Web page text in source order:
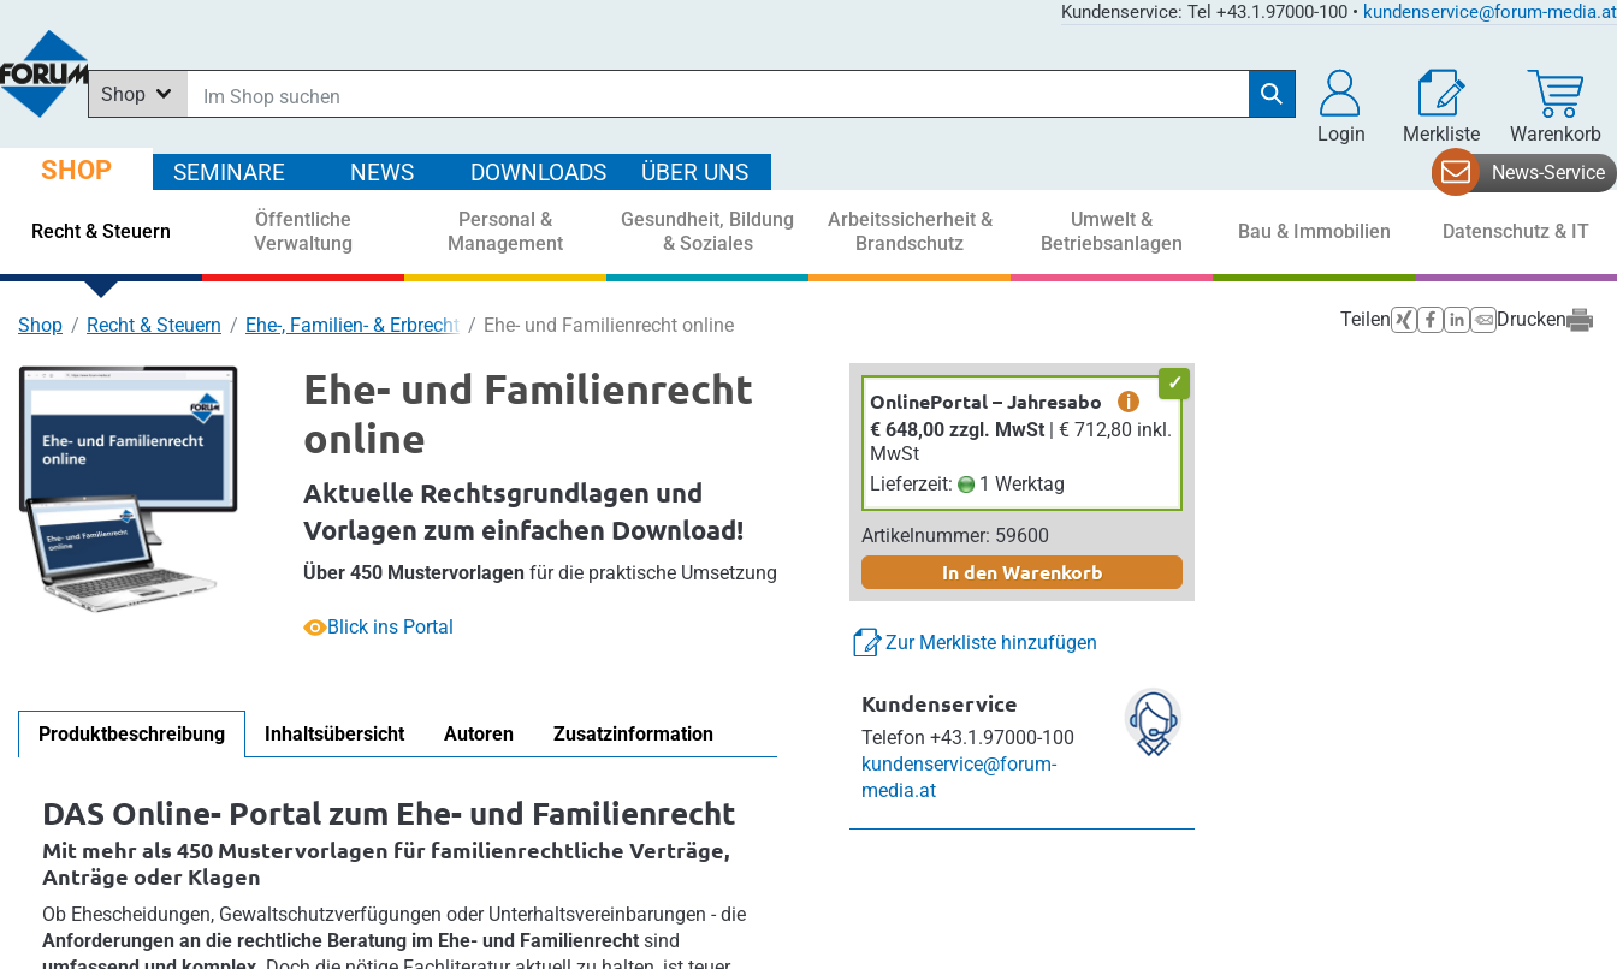
Kundenservice: Tel +43.1.97000-100 • kundenservice@forum-media.at
Shop
In News suchen
In Downloads suchen
In Seminaren suchen
Login Merkliste Warenkorb
SHOP SEMINARE NEWS DOWNLOADS ÜBER UNS News-Service
Recht & Steuern
Öffentliche
Verwaltung
Personal &
Management
Gesundheit, Bildung
& Soziales
Arbeitssicherheit &
Brandschutz
Umwelt &
Betriebsanlagen
Bau & Immobilien Datenschutz & IT
Shop Recht & Steuern Ehe-, Familien- & Erbrecht Ehe- und Familienrecht online
Ehe- und Familienrecht
online
Aktuelle Rechtsgrundlagen und
Vorlagen zum einfachen Download!
Über 450 Mustervorlagen für die praktische Umsetzung
Blick ins Portal
OnlinePortal – Jahresabo
i
€ 648,00 zzgl. MwSt | € 712,80 inkl.
MwSt
Lieferzeit:
1 Werktag
Artikelnummer: 59600
In den Warenkorb
Zur Merkliste hinzufügen
Kundenservice
Telefon +43.1.97000-100
kundenservice@forum-
media.at
Produktbeschreibung Inhaltsübersicht Autoren Zusatzinformation
DAS Online- Portal zum Ehe- und Familienrecht
Mit mehr als 450 Mustervorlagen für familienrechtliche Verträge,
Anträge oder Klagen
Ob Ehescheidungen, Gewaltschutzverfügungen oder Unterhaltsvereinbarungen - die
Anforderungen an die rechtliche Beratung im Ehe- und Familienrecht sind
Teilen Drucken